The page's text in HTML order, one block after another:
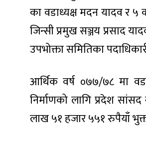
का वडाध्यक्ष मदन यादव र ५
जिन्सी प्रमुख सञ्जय प्रसाद
उपभोक्ता समितिका
आर्थिक वर्ष ०७७/७८ मा
निर्माणको लागि प्रदेश
लाख ५१ हजार ५५१ रुपैयाँ